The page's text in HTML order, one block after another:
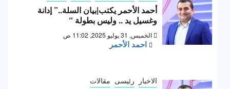
أحمد الأحمر يكتب|بيان السلة..” إدانة
وغسيل يد .. وليس بطولة “
الخميس, 31 يوليو 2025, 11:02 ص
احمد الأحمر
الاخبار رئيسى مقالات